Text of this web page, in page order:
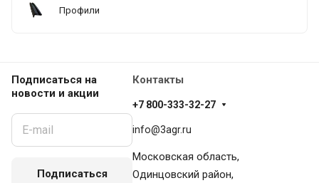
Профили
Подписаться на
новости и акции
Подписаться
Контакты
+7 800-333-32-27
info@3agr.ru
Московская область,
Одинцовский район,